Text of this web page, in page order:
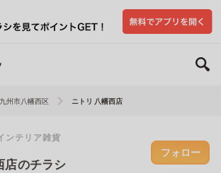
州市八幡西区 ニトリ 八幡西店
ンテリア雑貨
店のチラシ
フォロー